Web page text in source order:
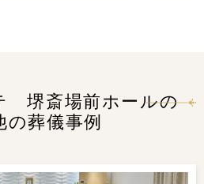
堺斎場前ホールの
の葬儀事例